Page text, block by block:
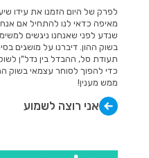
לפרק של היום הזמנו את עידו
מאיפה כדאי לנו להתחיל אם
שנדע לפני שאנחנו ניגשים
בשוק ההון. דיברנו על מושגים
תעודת סל, ההבדל בין נדל"ן
כדי להפוך לסוחר עצמאי בשוק
ממש מענין!
אני רוצה לשמוע